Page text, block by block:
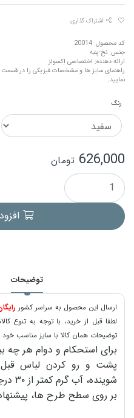
اشتراک گذاری
کد محصول: 20014
جنس: نخ-پنبه
ارائه دهنده: اختصاصی اِکسولز
راهنمای سایز ها و مشخصات فیزیکی را در
نمایید.
رنگ
626,000 تومان
توضیحات
ارسال این محصول به سراسر کشور
لطفا قبل از خرید، با توجه به تنوع
توضیحات همان کالا با سایز مناسب
برای استحکام و دوام هر چه
پشت و رو کردن لباس قبل
بر روی سطح طرح ها،